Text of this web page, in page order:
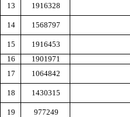
13 1916328
14 1568797
15
1916453
16
1901971
17
1064842
18 1430315
19 977249